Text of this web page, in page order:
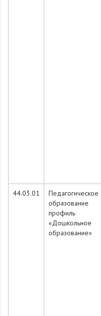
44.03.01
Педагогическое
образование
профиль
«Дошкольное
образование»